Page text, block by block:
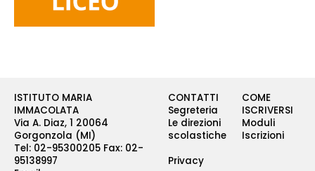
ISTITUTO MARIA
IMMACOLATA
Via A. Diaz, 1 20064
Gorgonzola (MI)
Tel: 02-95300205 Fax: 02-
95138997
CONTATTI
Segreteria
Le direzioni
scolastiche
Privacy
COME
ISCRIVERSI
Moduli
Iscrizioni